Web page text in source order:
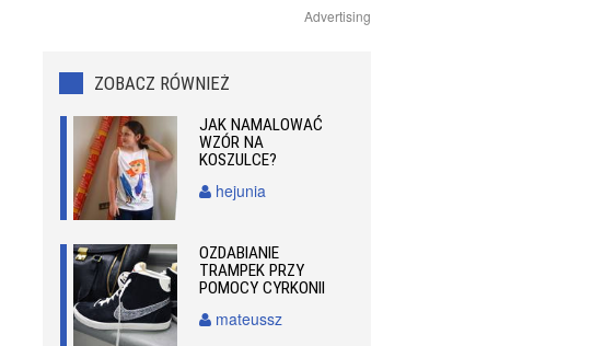
Advertising
ZOBACZ RÓWNIEŻ
JAK NAMALOWAĆ
WZÓR NA
KOSZULCE?
hejunia
OZDABIANIE
TRAMPEK PRZY
POMOCY CYRKONII
mateussz